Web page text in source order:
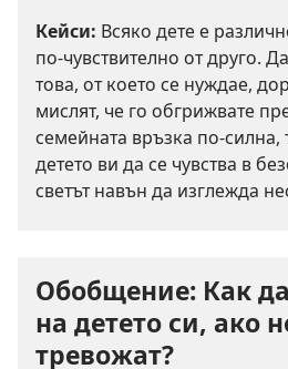
Кейси: Всяко дете е
по-чувствително от друго.
това, от което се нуждае,
мислят, че го обгрижвате
семейната връзка по-силна,
детето ви да се чувства в
светът навън да изглежда
Обобщение: Как
на детето си, ако
тревожат?